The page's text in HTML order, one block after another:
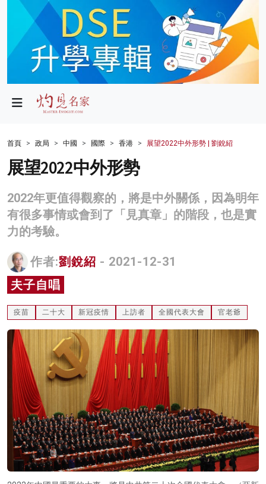
政局
財經
生活
商業
科技
影片
名家榜
灼見活動
關於我們
首頁 政局 中國 國際 香港 展望2022中外形勢 | 劉銳紹
展望2022中外形勢
2022年更值得觀察的，將是中外關係，因為明年
有很多事情或會到了「見真章」的階段，也是實
力的考驗。
作者:劉銳紹 - 2021-12-31
夫子自唱
疫苗 二十大 新冠疫情 上訪者 全國代表大會 官老爺